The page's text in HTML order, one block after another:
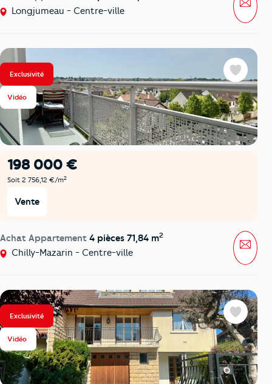
Longjumeau - Centre-ville
Exclusivité
Vidéo
198 000 €
Soit 2 756,12 €/m2
Vente
Achat Appartement 4 pièces 71,84 m2
Chilly-Mazarin - Centre-ville
Favoris
Exclusivité
Vidéo
Favoris